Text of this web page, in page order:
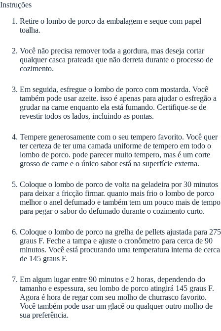
Instruções
Retire o lombo de porco da embalagem e seque com papel
toalha.
Você não precisa remover toda a gordura, mas deseja cortar
qualquer casca prateada que não derreta durante o processo de
cozimento.
Em seguida, esfregue o lombo de porco com mostarda. Você
também pode usar azeite. isso é apenas para ajudar o esfregão a
grudar na carne enquanto ela está fumando. Certifique-se de
revestir todos os lados, incluindo as pontas.
Tempere generosamente com o seu tempero favorito. Você quer
ter certeza de ter uma camada uniforme de tempero em todo o
lombo de porco. pode parecer muito tempero, mas é um corte
grosso de carne e o único sabor está na superfície externa.
Coloque o lombo de porco de volta na geladeira por 30 minutos
para deixar a fricção firmar. quanto mais frio o lombo de porco
melhor o anel defumado e também tem um pouco mais de tempo
para pegar o sabor do defumado durante o cozimento curto.
Coloque o lombo de porco na grelha de pellets ajustada para 275
graus F. Feche a tampa e ajuste o cronômetro para cerca de 90
minutos. Você está procurando uma temperatura interna de cerca
de 145 graus F.
Em algum lugar entre 90 minutos e 2 horas, dependendo do
tamanho e espessura, seu lombo de porco atingirá 145 graus F.
Agora é hora de regar com seu molho de churrasco favorito.
Você também pode usar um glacê ou qualquer outro molho de
sua preferência.